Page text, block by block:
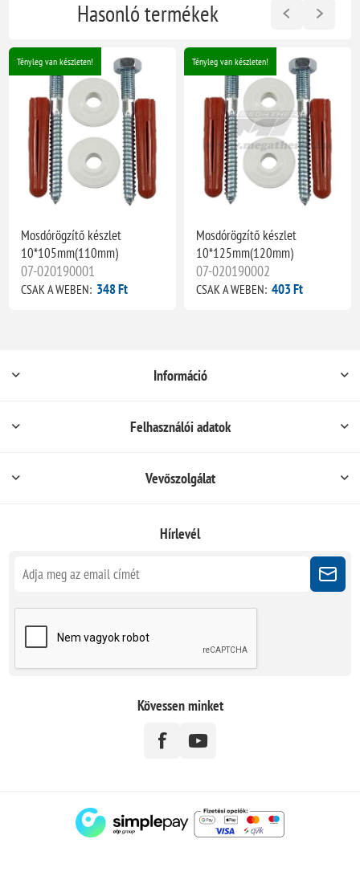
Hasonló termékek
Tényleg van készleten!
Mosdórögzítő készlet
10*105mm(110mm)
07-020190001
CSAK A WEBEN: 348 Ft
Tényleg van készleten!
Mosdórögzítő készlet
10*125mm(120mm)
07-020190002
CSAK A WEBEN: 403 Ft
Információ
Felhasználói adatok
Vevőszolgálat
Hírlevél
Kövessen minket